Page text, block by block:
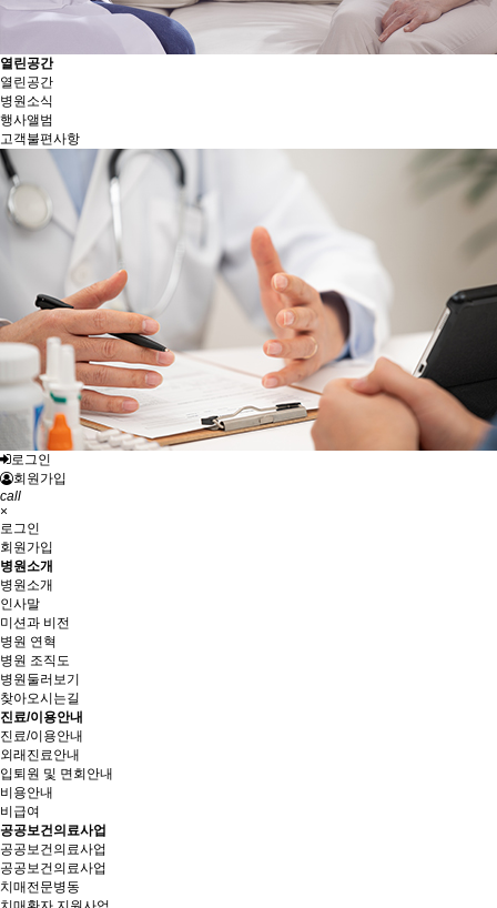
열린공간
열린공간
병원소식
행사앨범
고객불편사항
로그인
회원가입
call
×
로그인
회원가입
병원소개
병원소개
인사말
미션과 비전
병원 연혁
병원 조직도
병원둘러보기
찾아오시는길
진료/이용안내
진료/이용안내
외래진료안내
입퇴원 및 면회안내
비용안내
비급여
공공보건의료사업
공공보건의료사업
공공보건의료사업
치매전문병동